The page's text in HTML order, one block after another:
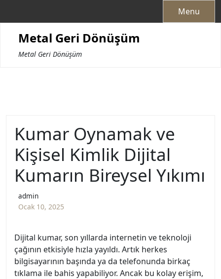
Menu
Metal Geri Dönüşüm
Metal Geri Dönüşüm
Kumar Oynamak ve
Kişisel Kimlik Dijital
Kumarın Bireysel Yıkımı
admin
Ocak 10, 2025
Dijital kumar, son yıllarda internetin ve teknoloji
çağının etkisiyle hızla yayıldı. Artık herkes
bilgisayarının başında ya da telefonunda birkaç
tıklama ile bahis yapabiliyor. Ancak bu kolay erişim,